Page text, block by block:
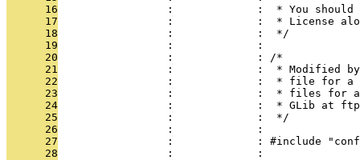
      16
:             :  * You
      17
:             :  * License
      18
                 :             :  */
      19
                 :             :
      20
                 :             : /*
      21
:             :  * Modified
      22
:             :  * file for
      23
:             :  * files for
      24
:             :  * GLib at
      25
                 :             :  */
      26
                 :             :
      27
:             : #include
      28
                 :             :